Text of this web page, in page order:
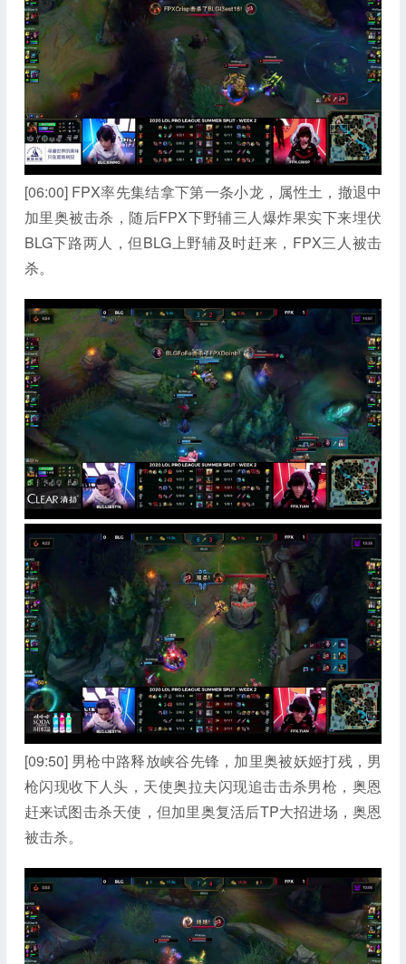
[06:00] FPX率先集结拿下第一条小龙，属性土，撤退中
加里奥被击杀，随后FPX下野辅三人爆炸果实下来埋伏
BLG下路两人，但BLG上野辅及时赶来，FPX三人被击
杀。
[09:50] 男枪中路释放峡谷先锋，加里奥被妖姬打残，男
枪闪现收下人头，天使奥拉夫闪现追击击杀男枪，奥恩
赶来试图击杀天使，但加里奥复活后TP大招进场，奥恩
被击杀。